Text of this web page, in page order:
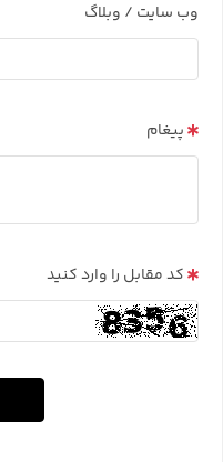
وب سایت / وبلاگ
پیغام
کد مقابل را وارد کنید